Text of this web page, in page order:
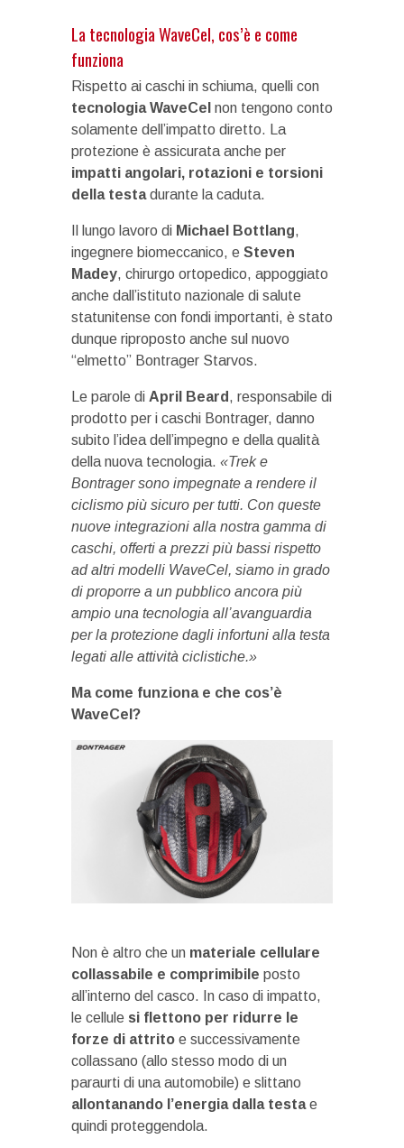
La tecnologia WaveCel, cos’è e come
funziona
Rispetto ai caschi in schiuma, quelli con
tecnologia WaveCel non tengono conto
solamente dell’impatto diretto. La
protezione è assicurata anche per
impatti angolari, rotazioni e torsioni
della testadurante la caduta.
Il lungo lavoro di Michael Bottlang,
ingegnere biomeccanico, e Steven
Madey, chirurgo ortopedico, appoggiato
anche dall’istituto nazionale di salute
statunitense con fondi importanti, è stato
dunque riproposto anche sul nuovo
“elmetto” Bontrager Starvos.
Le parole di April Beard , responsabile di
prodotto per i caschi Bontrager, danno
subito l’idea dell’impegno e della qualità
della nuova tecnologia. «Trek e
Bontrager sono impegnate a rendere il
ciclismo più sicuro per tutti. Con queste
nuove integrazioni alla nostra gamma di
caschi, offerti a prezzi più bassi rispetto
ad altri modelli WaveCel, siamo in grado
di proporre a un pubblico ancora più
ampio una tecnologia all’avanguardia
per la protezione dagli infortuni alla testa
legati alle attività ciclistiche.»
Ma come funziona e che cos’è
WaveCel?
Non è altro che un materiale cellulare
collassabile e comprimibile posto
all’interno del casco. In caso di impatto,
le cellule si flettono per ridurre le
forze di attrito e successivamente
collassano (allo stesso modo di un
paraurti di una automobile) e slittano
allontanando l’energia dalla testae
quindi proteggendola.